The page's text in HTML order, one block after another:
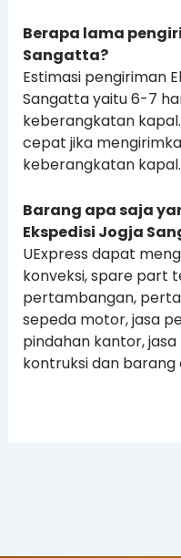
Berapa lama
Sangatta?
Estimasi pengiriman
Sangatta yaitu 6-7
keberangkatan
cepat jika
keberangkatan kapal.
Barang apa saja
Ekspedisi Jogja
UExpress dapat
konveksi, spare part
pertambangan,
sepeda motor, jasa
pindahan kantor,
kontruksi dan barang